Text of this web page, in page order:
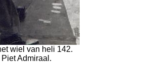
wiel van heli 142.
Admiraal.